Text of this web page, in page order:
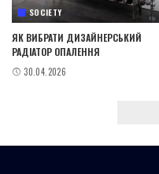
SOCIETY
ЯК ВИБРАТИ ДИЗАЙНЕРСЬКИЙ
РАДІАТОР ОПАЛЕННЯ
30.04.2026